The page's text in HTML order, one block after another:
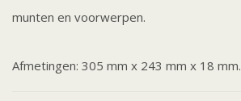
munten en voorwerpen.
Afmetingen: 305 mm x 243 mm x 18 mm.